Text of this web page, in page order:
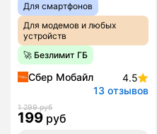
Для смартфонов
Для модемов и любых
устройств
🚀 Безлимит ГБ
Сбер Мобайл
4.5
13 отзывов
1 299 руб
199 руб